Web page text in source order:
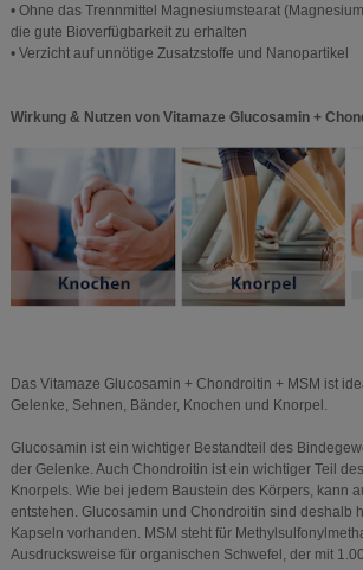
• Ohne das Trennmittel Magnesiumstearat
die gute Bioverfügbarkeit zu erhalten
• Verzicht auf unnötige Zusatzstoffe und Nanopartikel
Wirkung & Nutzen von Vitamaze Glucosamin +
Das Vitamaze Glucosamin + Chondroitin + MSM ist
Gelenke, Sehnen, Bänder, Knochen und Knorpel.
Glucosamin ist ein wichtiger Bestandteil des
der Gelenke. Auch Chondroitin ist ein wichtiger Teil
Knorpels. Wie bei jedem Baustein des Körpers, kann
entstehen. Glucosamin und Chondroitin sind deshalb
Kapseln vorhanden. MSM steht für
Ausdrucksweise für organischen Schwefel, der mit